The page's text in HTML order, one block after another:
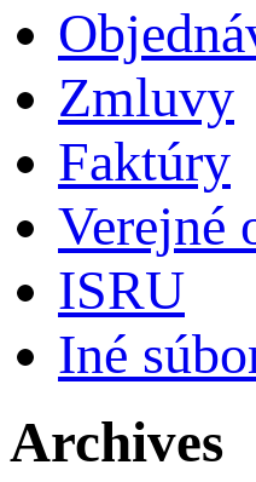
Zmluvy
Faktúry
Verejné
ISRU
Iné
Archives